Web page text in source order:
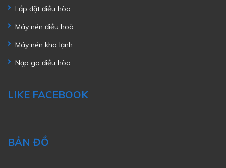
Lắp đặt điều hòa
Máy nén điều hoà
Máy nén kho lạnh
Nạp ga điều hòa
LIKE FACEBOOK
BẢN ĐỒ